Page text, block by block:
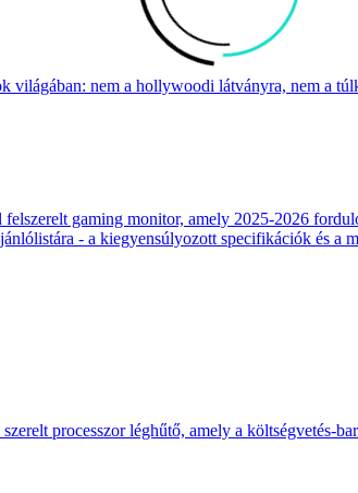
nem a hollywoodi látványra, nem a
gaming monitor, amely 2025-2026
- a kiegyensúlyozott specifikációk és
processzor léghűtő, amely a költségvetés-